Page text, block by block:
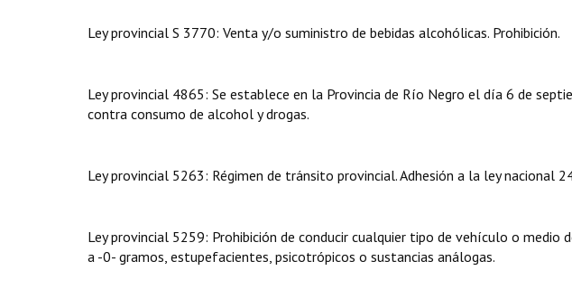
Ley provincial S 3770: Venta y/o suministro de bebidas alcohólicas. Prohibición.
Ley provincial 4865: Se establece en la Provincia de Río Negro el día 6 de
contra consumo de alcohol y drogas.
Ley provincial 5263: Régimen de tránsito provincial. Adhesión a la ley nacional
Ley provincial 5259: Prohibición de conducir cualquier tipo de vehículo o
a -0- gramos, estupefacientes, psicotrópicos o sustancias análogas.